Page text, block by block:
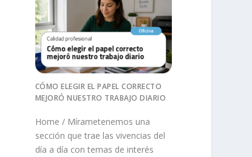
CÓMO ELEGIR EL PAPEL CORRECTO
MEJORÓ NUESTRO TRABAJO DIARIO
Home / Mírametenemos una
sección que trae las vivencias del
día a día con temas de interés